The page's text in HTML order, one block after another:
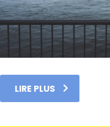
LIRE PLUS